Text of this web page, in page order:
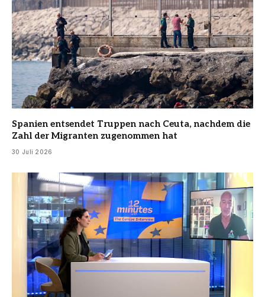
Spanien entsendet Truppen nach Ceuta, nachdem die
Zahl der Migranten zugenommen hat
30 Juli 2026